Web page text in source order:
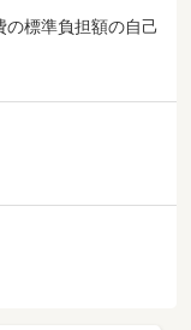
の標準負担額の自己